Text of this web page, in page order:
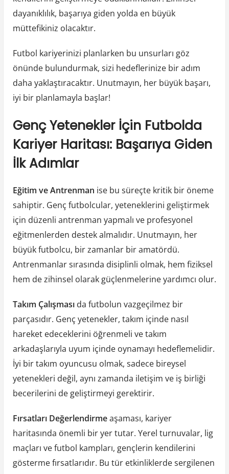
dayanıklılık, başarıya giden yolda en büyük
müttefikiniz olacaktır.
Futbol kariyerinizi planlarken bu unsurları göz
önünde bulundurmak, sizi hedeflerinize bir adım
daha yaklaştıracaktır. Unutmayın, her büyük başarı,
iyi bir planlamayla başlar!
Genç Yetenekler İçin Futbolda
Kariyer Haritası: Başarıya Giden
İlk Adımlar
Eğitim ve Antrenman ise bu süreçte kritik bir öneme
sahiptir. Genç futbolcular, yeteneklerini geliştirmek
için düzenli antrenman yapmalı ve profesyonel
eğitmenlerden destek almalıdır. Unutmayın, her
büyük futbolcu, bir zamanlar bir amatördü.
Antrenmanlar sırasında disiplinli olmak, hem fiziksel
hem de zihinsel olarak güçlenmelerine yardımcı olur.
Takım Çalışmasıda futbolun vazgeçilmez bir
parçasıdır. Genç yetenekler, takım içinde nasıl
hareket edeceklerini öğrenmeli ve takım
arkadaşlarıyla uyum içinde oynamayı hedeflemelidir.
İyi bir takım oyuncusu olmak, sadece bireysel
yetenekleri değil, aynı zamanda iletişim ve iş birliği
becerilerini de geliştirmeyi gerektirir.
Fırsatları Değerlendirmeaşaması, kariyer
haritasında önemli bir yer tutar. Yerel turnuvalar, lig
maçları ve futbol kampları, gençlerin kendilerini
gösterme fırsatlarıdır. Bu tür etkinliklerde sergilenen